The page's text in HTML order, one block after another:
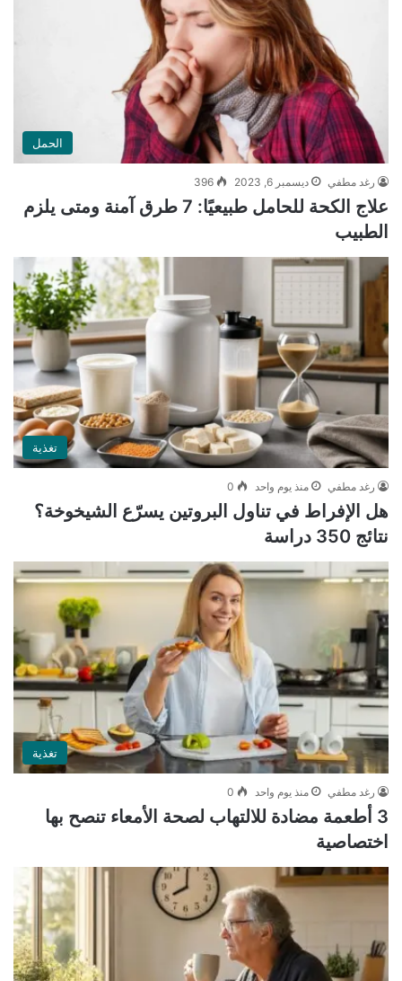
الحمل
رغد مطفي ديسمبر 6, 2023 396
علاج الكحة للحامل طبيعيًا: 7 طرق آمنة ومتى يلزم
الطبيب
تغذية
رغد مطفي منذ يوم واحد 0
هل الإفراط في تناول البروتين يسرّع الشيخوخة؟
نتائج 350 دراسة
تغذية
رغد مطفي منذ يوم واحد 0
3 أطعمة مضادة للالتهاب لصحة الأمعاء تنصح بها
اختصاصية